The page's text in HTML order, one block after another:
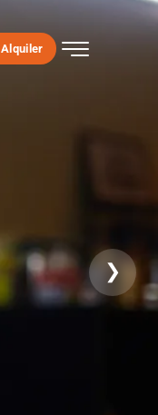
Alquiler
❯